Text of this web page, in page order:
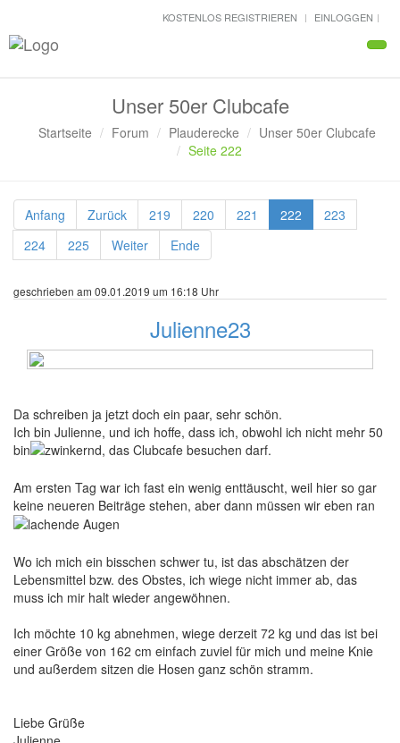
KOSTENLOS REGISTRIEREN EINLOGGEN
Unser 50er Clubcafe
Startseite Forum Plauderecke
Unser 50er Clubcafe
Seite 222
Anfang Zurück 219 220 221 222
223
224
225 Weiter Ende
geschrieben am 09.01.2019 um 16:18 Uhr
Julienne23
Da schreiben ja jetzt doch ein paar, sehr schön.
Ich bin Julienne, und ich hoffe, dass ich, obwohl ich nicht mehr 50
bin
, das Clubcafe besuchen darf.
Am ersten Tag war ich fast ein wenig enttäuscht, weil hier so gar
keine neueren Beiträge stehen, aber dann müssen wir eben ran
Wo ich mich ein bisschen schwer tu, ist das abschätzen der
Lebensmittel bzw. des Obstes, ich wiege nicht immer ab, das
muss ich mir halt wieder angewöhnen.
Ich möchte 10 kg abnehmen, wiege derzeit 72 kg und das ist bei
einer Größe von 162 cm einfach zuviel für mich und meine Knie
und außerdem sitzen die Hosen ganz schön stramm.
Liebe Grüße